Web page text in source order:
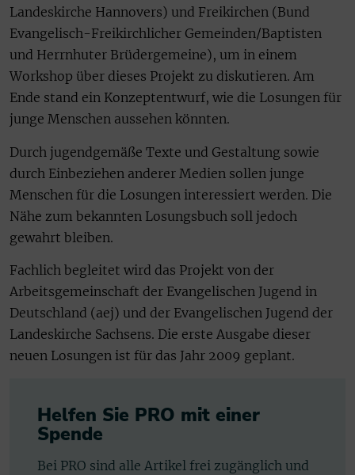
Landeskirche Hannovers) und Freikirchen (Bund
Evangelisch-Freikirchlicher Gemeinden/Baptisten
und Herrnhuter Brüdergemeine), um in einem
Workshop über dieses Projekt zu diskutieren. Am
Ende stand ein Konzeptentwurf, wie die Losungen für
junge Menschen aussehen könnten.
Durch jugendgemäße Texte und Gestaltung sowie
durch Einbeziehen anderer Medien sollen junge
Menschen für die Losungen interessiert werden. Die
Nähe zum bekannten Losungsbuch soll jedoch
gewahrt bleiben.
Fachlich begleitet wird das Projekt von der
Arbeitsgemeinschaft der Evangelischen Jugend in
Deutschland (aej) und der Evangelischen Jugend der
Landeskirche Sachsens. Die erste Ausgabe dieser
neuen Losungen ist für das Jahr 2009 geplant.
Helfen Sie PRO mit einer
Spende
Bei PRO sind alle Artikel frei zugänglich und